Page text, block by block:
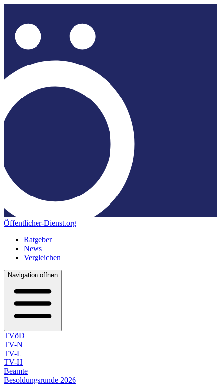
Öffentlicher-Dienst.org
Ratgeber
News
Vergleichen
Navigation öffnen
TVöD
TV-N
TV-L
TV-H
Beamte
Besoldungsrunde 2026